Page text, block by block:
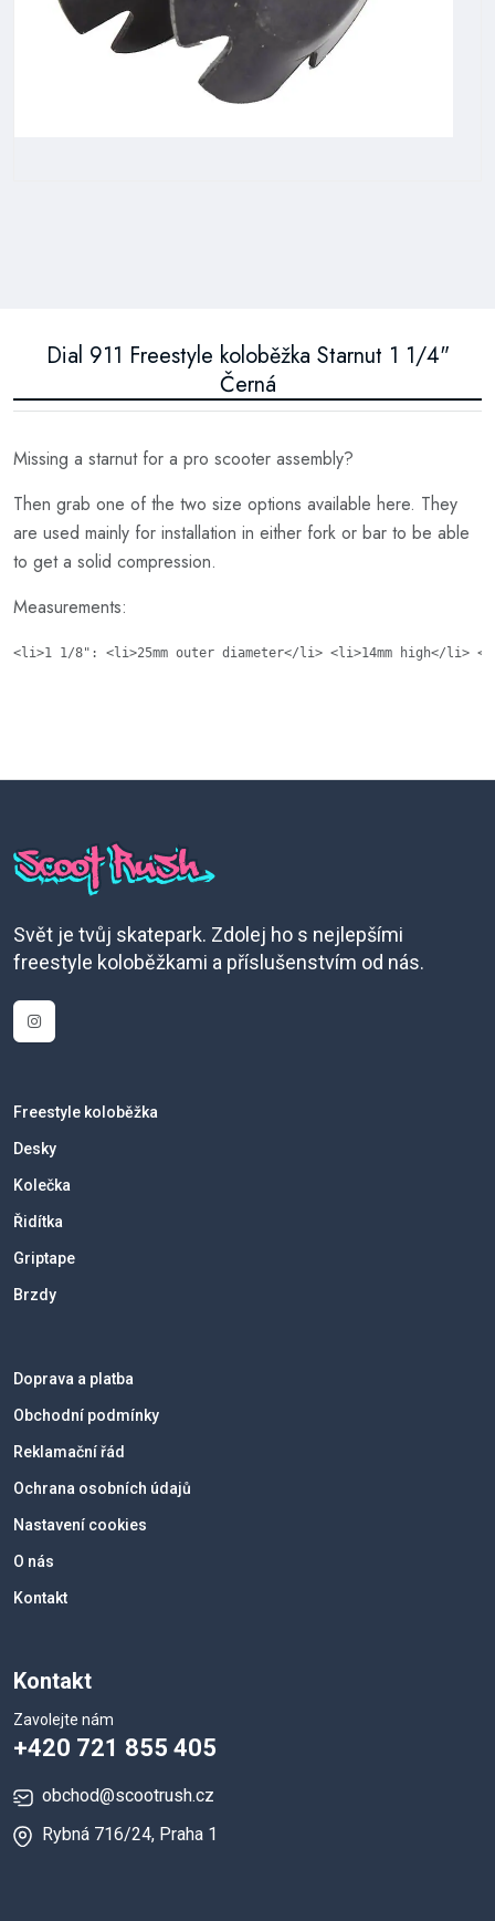
Dial 911 Freestyle koloběžka Starnut 1 1/4"
Černá
Missing a starnut for a pro scooter assembly?
Then grab one of the two size options available here. They
are used mainly for installation in either fork or bar to be able
to get a solid compression.
Measurements:
<li>1 1/8": <li>25mm outer diameter</li> <li>14mm high</li>
Svět je tvůj skatepark. Zdolej ho s nejlepšími
freestyle koloběžkami a příslušenstvím od nás.
Freestyle koloběžka
Desky
Kolečka
Řidítka
Griptape
Brzdy
Doprava a platba
Obchodní podmínky
Reklamační řád
Ochrana osobních údajů
Nastavení cookies
O nás
Kontakt
Kontakt
Zavolejte nám
+420 721 855 405
obchod@scootrush.cz
Rybná 716/24, Praha 1